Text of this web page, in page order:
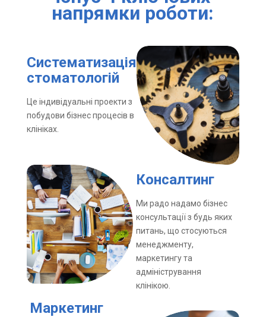
напрямки роботи:
Cистематизація
стоматологій
Це індивідуальні проекти з
побудови бізнес процесів в
клініках.
Консалтинг
Ми радо надамо бізнес
консультації з будь яких
питань, що стосуються
менеджменту,
маркетингу та
адміністрування
клінікою.
Маркетинг